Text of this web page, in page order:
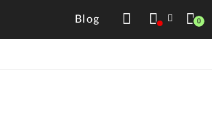
Blog 0